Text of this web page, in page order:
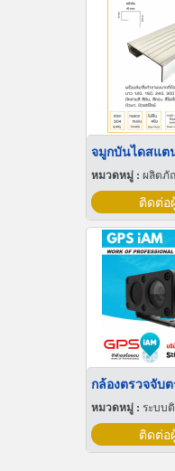
หมวดหมู่ : ผลิตภั
ติดต่อ
หมวดหมู่ : ระบบ
ติดต่อ